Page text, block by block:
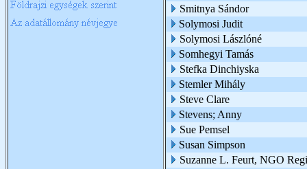
Smitnya Sándor
Solymosi Judit
Solymosi Lászlóné
Somhegyi Tamás
Stefka Dinchiyska
Stemler Mihály
Steve Clare
Stevens; Anny
Sue Pemsel
Susan Simpson
Suzanne L. Feurt, NGO